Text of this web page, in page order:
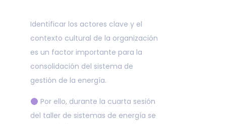
Identificar los actores clave y el
contexto cultural de la organización
es un factor importante para la
consolidación del sistema de
gestión de la energía.
Por ello, durante la cuarta sesión
del taller de sistemas de energía se